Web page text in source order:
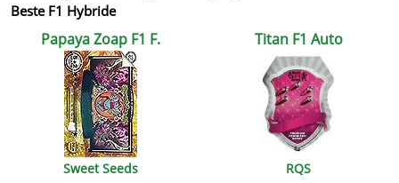
Beste F1 Hybride
Papaya Zoap F1 F.
Sweet Seeds
Titan F1 Auto
RQS